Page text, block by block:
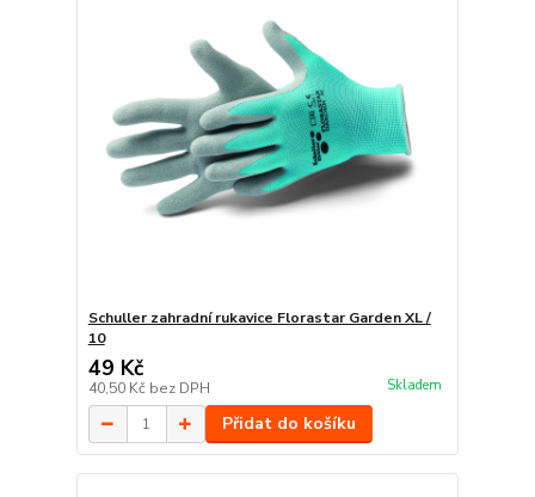
Schuller zahradní rukavice Florastar Garden XL /
10
49 Kč
40,50 Kč bez DPH Skladem
Přidat do košíku